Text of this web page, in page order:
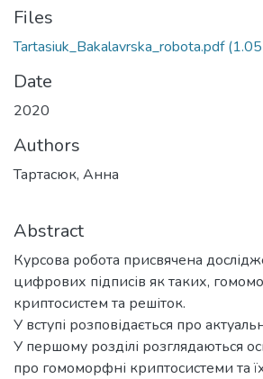
Files
Tartasiuk_Bakalavrska_robota.pdf(1.05
Date
2020
Authors
Тартасюк, Анна
Abstract
Курсова робота присвячена
цифрових підписів як таких,
криптосистем та решіток.
У вступі розповідається про
У першому розділі розглядаються
про гомоморфні криптосистеми та